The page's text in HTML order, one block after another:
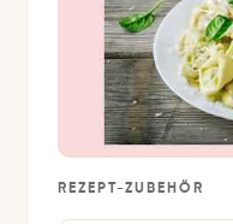
REZEPT-ZUBEHÖR